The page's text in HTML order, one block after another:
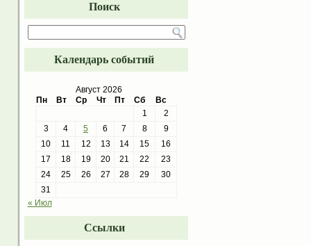
Поиск
Календарь событий
Август 2026
Пн
Вт Ср Чт Пт Сб
Вс
1
2
3
4 5 6 7 8
9
10
11 12 13 14 15
16
17
18 19 20 21 22
23
24
25 26 27 28 29
30
31
« Июл
Ссылки